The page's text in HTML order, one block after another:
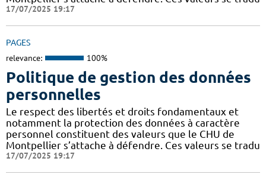
17/07/2025 19:17
PAGES
relevance: 100%
Politique de gestion des données
personnelles
Le respect des libertés et droits fondamentaux et
notamment la protection des données à caractère
personnel constituent des valeurs que le CHU de
Montpellier s’attache à défendre. Ces valeurs se tradu
17/07/2025 19:17